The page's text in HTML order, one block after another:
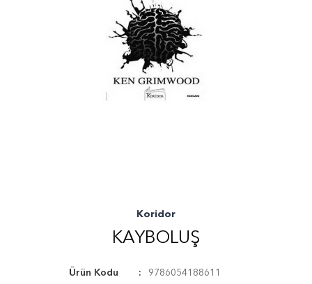
Koridor
KAYBOLUŞ
Ürün Kodu
9786054188611